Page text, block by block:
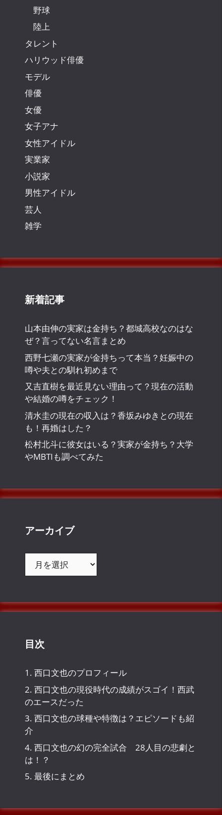
野球
陸上
タレント
ハリウッド俳優
モデル
俳優
女優
女子アナ
女性アイドル
実業家
小説家
男性アイドル
芸人
雑学
新着記事
山本由伸の実家は金持ち？都城高校なのはな
ぜ？言ってない名言まとめ
西野七瀬の実家が金持ちって本当？妊娠中の
噂や夫との馴れ初めまで
又吉直樹を最近見ない理由って？現在の活動
や結婚の噂をチェック！
清水圭の現在の収入は？香坂みゆきとの現在
も！再婚はした？
松村北斗に彼女はいる？実家が金持ち？大学
やMBTIも調べてみた
アーカイブ
ブ
目次
1. 西口文也のプロフィール
2. 西口文也の現役時代の成績がスゴイ！西武
のエースだった
3. 西口文也の球種や特徴は？エピソードも紹
介
4. 西口文也の幻の完全試合 28人目の悲劇と
は！？
5. 最後にまとめ